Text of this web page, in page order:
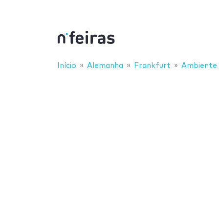
Início Alemanha Frankfurt Ambiente